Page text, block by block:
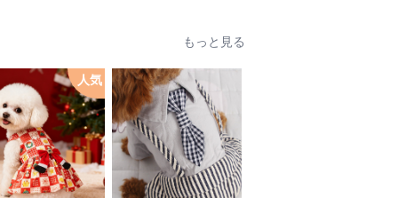
もっと見る
人気